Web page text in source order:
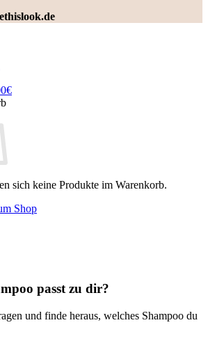
€
sich keine Produkte im Warenkorb.
Shop
passt zu dir?
und finde heraus, welches Shampoo du